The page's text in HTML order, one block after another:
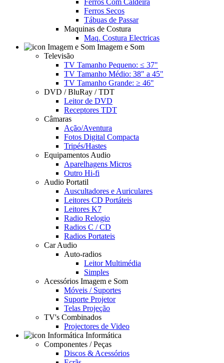
Ferros Com Caldeira
Ferros Secos
Tábuas de Passar
Maquinas de Costura
Maq. Costura Electricas
Imagem e Som
Televisão
TV Tamanho Pequeno: ≤ 37"
TV Tamanho Médio: 38" a 45"
TV Tamanho Grande: ≥ 46"
DVD / BluRay / TDT
Leitor de DVD
Receptores TDT
Câmaras
Ação/Aventura
Fotos Digital Compacta
Tripés/Hastes
Equipamentos Audio
Aparelhagens Micros
Outro Hi-fi
Audio Portatil
Auscultadores e Auriculares
Leitores CD Portáteis
Leitores K7
Radio Relogio
Radios C / CD
Radios Portateis
Car Audio
Auto-radios
Leitor Multimédia
Simples
Acessórios Imagem e Som
Móveis / Suportes
Suporte Projetor
Telas Projeção
TV's Combinados
Projectores de Video
Informática
Componentes / Peças
Discos & Acessórios